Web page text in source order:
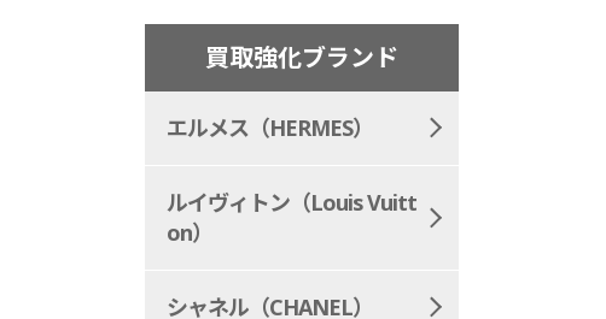
買取強化ブランド
エルメス（HERMES）
ルイヴィトン（Louis Vuitt
on）
シャネル（CHANEL）